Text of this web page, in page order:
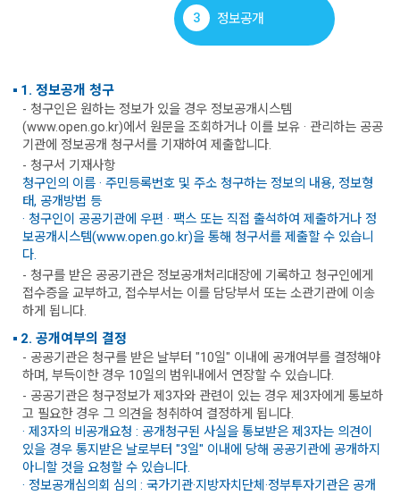
3 정보공개
1. 정보공개 청구
- 청구인은 원하는 정보가 있을 경우 정보공개시스템
(www.open.go.kr)에서 원문을 조회하거나 이를 보유 · 관리하는 공공
기관에 정보공개 청구서를 기재하여 제출합니다.
- 청구서 기재사항
청구인의 이름 · 주민등록번호 및 주소 청구하는 정보의 내용, 정보형
태, 공개방법 등
· 청구인이 공공기관에 우편 · 팩스 또는 직접 출석하여 제출하거나 정
보공개시스템(www.open.go.kr)을 통해 청구서를 제출할 수 있습니
다.
- 청구를 받은 공공기관은 정보공개처리대장에 기록하고 청구인에게
접수증을 교부하고, 접수부서는 이를 담당부서 또는 소관기관에 이송
하게 됩니다.
2. 공개여부의 결정
- 공공기관은 청구를 받은 날부터 "10일" 이내에 공개여부를 결정해야
하며, 부득이한 경우 10일의 범위내에서 연장할 수 있습니다.
- 공공기관은 청구정보가 제3자와 관련이 있는 경우 제3자에게 통보하
고 필요한 경우 그 의견을 청취하여 결정하게 됩니다.
· 제3자의 비공개요청 : 공개청구된 사실을 통보받은 제3자는 의견이
있을 경우 통지받은 날로부터 "3일" 이내에 당해 공공기관에 공개하지
아니할 것을 요청할 수 있습니다.
· 정보공개심의회 심의 : 국가기관·지방자치단체·정부투자기관은 공개